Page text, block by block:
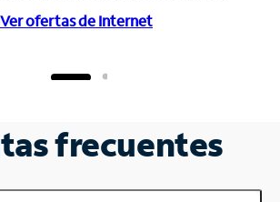
Ver ofertas de Internet
frecuentes